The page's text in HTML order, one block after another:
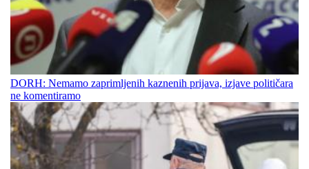
DORH: Nemamo zaprimljenih kaznenih prijava, izjave političara
ne komentiramo